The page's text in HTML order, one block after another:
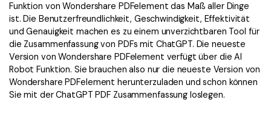
Funktion von Wondershare PDFelement das Maß aller Dinge
ist. Die Benutzerfreundlichkeit, Geschwindigkeit, Effektivität
und Genauigkeit machen es zu einem unverzichtbaren Tool für
die Zusammenfassung von PDFs mit ChatGPT. Die neueste
Version von Wondershare PDFelement verfügt über die AI
Robot Funktion. Sie brauchen also nur die neueste Version von
Wondershare PDFelement herunterzuladen und schon können
Sie mit der ChatGPT PDF Zusammenfassung loslegen.